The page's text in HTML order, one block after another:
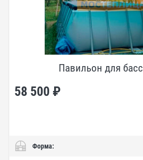
Павильон для
58 500 ₽
Форма: